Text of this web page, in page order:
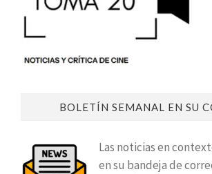
BOLETÍN SEMANAL EN SU
Las noticias en
en su bandeja de